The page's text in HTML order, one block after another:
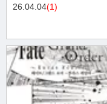
26.04.04(1)